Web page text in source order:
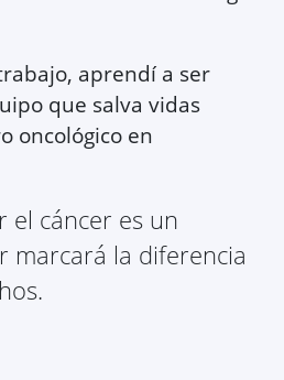
aprendí a ser
que salva vidas
oncológico en
el cáncer es un
marcará la diferencia